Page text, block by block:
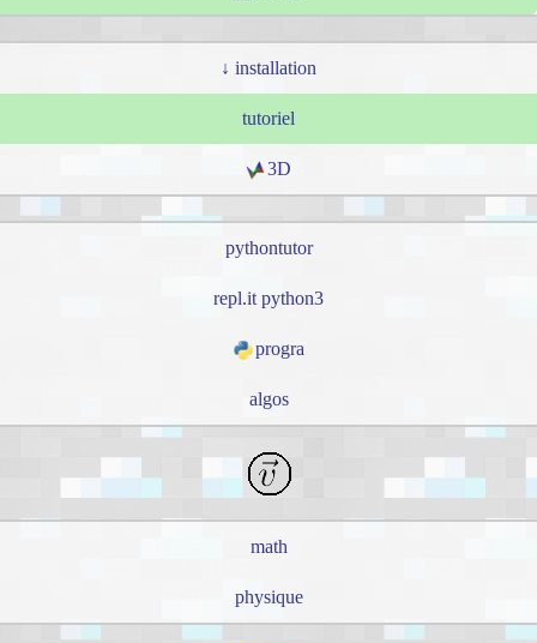
↓ installation
tutoriel
3D
pythontutor
repl.it python3
progra
algos
math
physique